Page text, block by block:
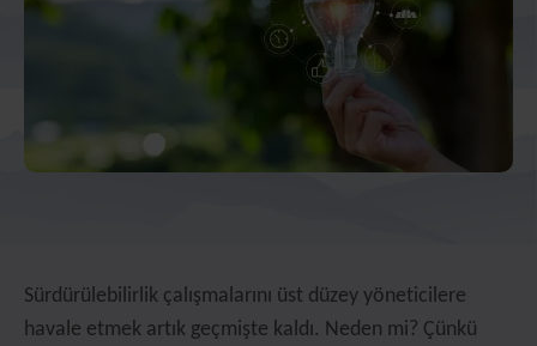
Sürdürülebilirlik çalışmalarını üst düzey yöneticilere
havale etmek artık geçmişte kaldı. Neden mi? Çünkü